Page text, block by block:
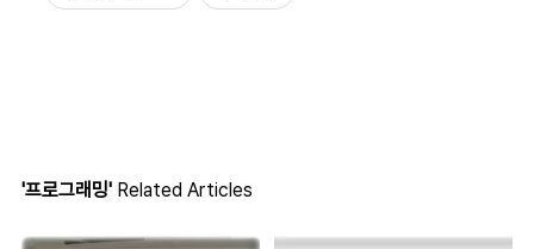
'프로그래밍' Related Articles